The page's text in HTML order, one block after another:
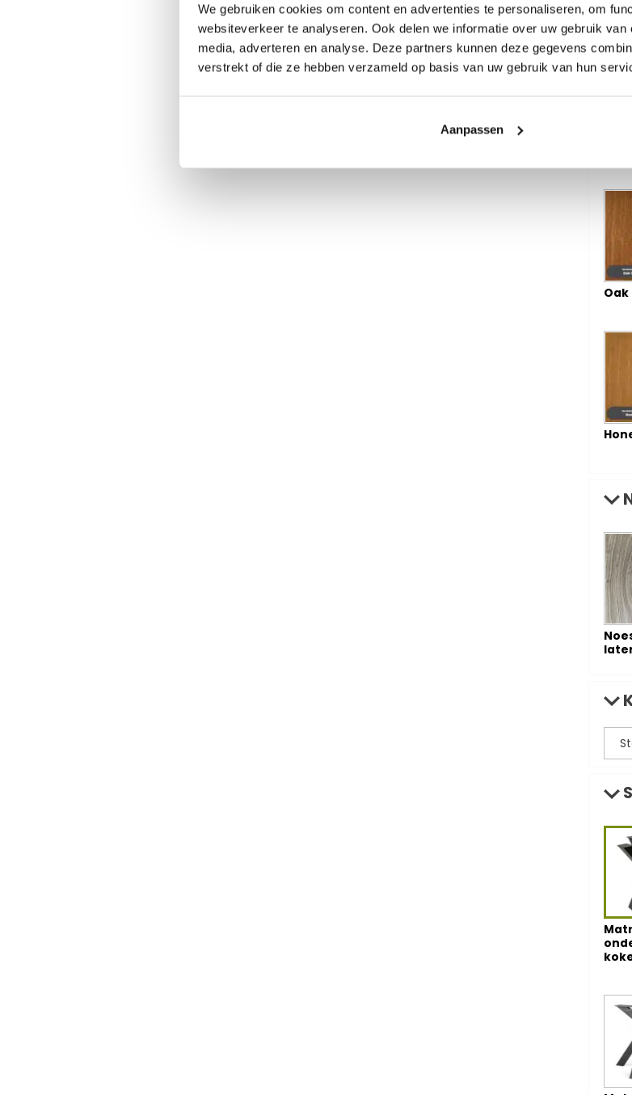
We gebruiken cookies om content en advertenties te personaliseren, om
websiteverkeer te analyseren. Ook delen we informatie over uw gebruik
media, adverteren en analyse. Deze partners kunnen deze gegevens
verstrekt of die ze hebben verzameld op basis van uw gebruik van hun
Aanpassen
Oak